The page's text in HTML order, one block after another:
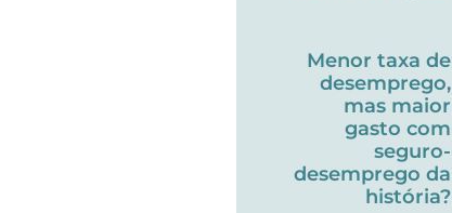
Menor taxa de
desemprego,
mas maior
gasto com
seguro-
desemprego da
história?